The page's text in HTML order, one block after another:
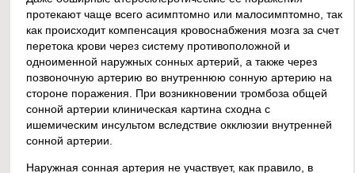
протекают чаще всего асимптомно или малосимптомно, так
как происходит компенсация кровоснабжения мозга за счет
перетока крови через систему противоположной и
одноименной наружных сонных артерий, а также через
позвоночную артерию во внутреннюю сонную артерию на
стороне поражения. При возникновении тромбоза общей
сонной артерии клиническая картина сходна с
ишемическим инсультом вследствие окклюзии внутренней
сонной артерии.
Наружная сонная артерия не участвует, как правило, в